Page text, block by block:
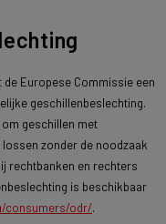
de Europese Commissie een
geschillenbeslechting.
geschillen met
zonder de noodzaak
rechtbanken en rechters
is beschikbaar
consumers/odr/.